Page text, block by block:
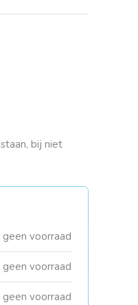
bij niet
geen voorraad
geen voorraad
geen voorraad